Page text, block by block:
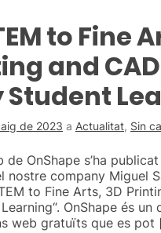
to Fine
and CAD
de 2023 a Actualitat, Sin
de OnShape s’ha publicat
nostre company Miguel
to Fine Arts, 3D
OnShape és un
web gratuïts que es pot